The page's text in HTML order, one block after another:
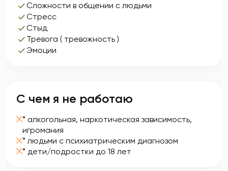
Сложности в общении с людьми
Стресс
Стыд
Тревога ( тревожность )
Эмоции
С чем я не работаю
* алкогольная, наркотическая зависимость,
игромания
* людьми с психиатрическим диагнозом
* дети/подростки до 18 лет